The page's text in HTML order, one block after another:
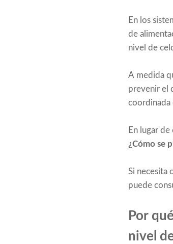
En los
de
nivel de
A medida
prevenir el
coordinada
En lugar
¿Cómo se
Si necesita
puede
Por
nivel